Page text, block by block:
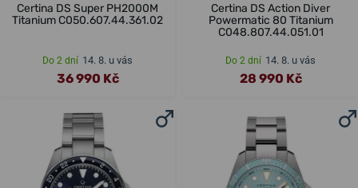
Certina DS Super PH2000M
Titanium C050.607.44.361.02
Do 2 dní 14. 8. u vás
36 990 Kč
Certina DS Action Diver
Powermatic 80 Titanium
C048.807.44.051.01
Do 2 dní 14. 8. u vás
28 990 Kč